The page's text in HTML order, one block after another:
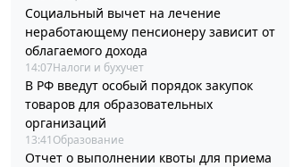
Социальный вычет на лечение
неработающему пенсионеру зависит от
облагаемого дохода
14:07Налоги и бухучет
В РФ введут особый порядок закупок
товаров для образовательных
организаций
13:41 Образование
Отчет о выполнении квоты для приема